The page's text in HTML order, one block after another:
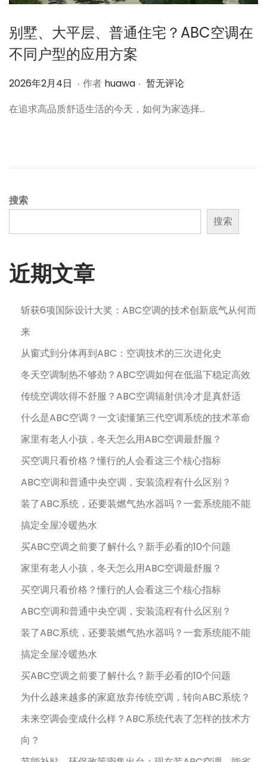
别墅、大平层、普通住宅？ABC空调在
不同户型的应用方案
作
2026年2月4日 2
2
. 作者 huawa . 暂无评论
在追求高品质舒适生活的今天，如何为家选择…
搜索
搜索
近期文章
斩获6项国际设计大奖：ABC空调的技术创新底气从何而
来
从窗式到分体再到ABC：空调技术的三次进化史
冬天空调制热不够劲？ABC空调如何在低温下稳定高效
传统空调吹得不舒服？ABC空调辐射供冷才是真舒适
什么是ABC空调？一文读懂第三代空调系统的技术革命
家里有老人小孩，冬天怎么用ABC空调最舒服？
买空调只看价格？懂行的人会看这三个核心指标
ABC空调和普通中央空调，安装流程有什么区别？
装了ABC系统，还要装燃气热水器吗？一套系统能不能
搞定全屋冷暖热水
买ABC空调之前要了解什么？新手必看的10个问题
家里有老人小孩，冬天怎么用ABC空调最舒服？
买空调只看价格？懂行的人会看这三个核心指标
ABC空调和普通中央空调，安装流程有什么区别？
装了ABC系统，还要装燃气热水器吗？一套系统能不能
搞定全屋冷暖热水
买ABC空调之前要了解什么？新手必看的10个问题
为什么越来越多的家庭放弃传统空调，转向ABC系统？
未来空调会变成什么样？ABC系统代表了怎样的技术方
向？